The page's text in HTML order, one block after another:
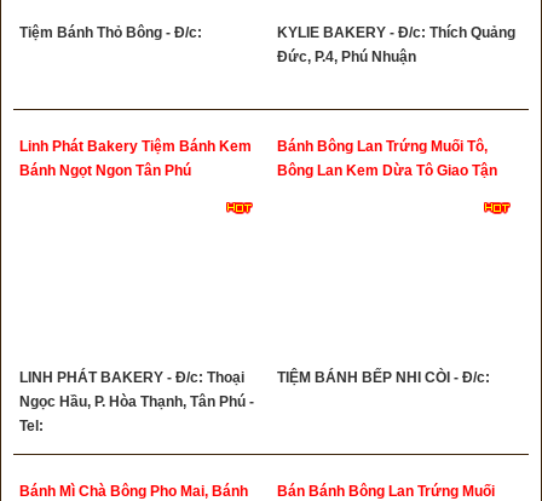
Tiệm Bánh Thỏ Bông - Đ/c:
KYLIE BAKERY - Đ/c: Thích Quảng
Đức, P.4, Phú Nhuận
Linh Phát Bakery Tiệm Bánh Kem
Bánh Ngọt Ngon Tân Phú
LINH PHÁT BAKERY - Đ/c: Thoại
Ngọc Hầu, P. Hòa Thạnh, Tân Phú -
Tel:
Bánh Bông Lan Trứng Muối Tô,
Bông Lan Kem Dừa Tô Giao Tận
TIỆM BÁNH BẾP NHI CÒI - Đ/c:
Bánh Mì Chà Bông Pho Mai, Bánh
Bán Bánh Bông Lan Trứng Muối